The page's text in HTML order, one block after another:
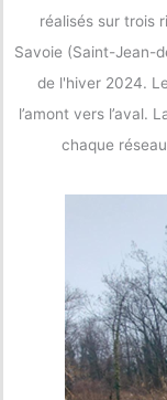
réalisés sur trois
Savoie (Saint-Jean-
de l'hiver 2024.
l’amont vers l’aval.
chaque